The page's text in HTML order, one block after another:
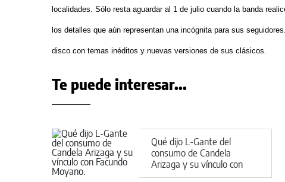
localidades. Sólo resta aguardar al 1 de julio cuando la banda
los detalles que aún representan una incógnita para sus
disco con temas inéditos y nuevas versiones de sus clásicos.
Te puede interesar...
Qué dijo L-Gante del
consumo de Candela
Arizaga y su vínculo con
Facundo Moyano